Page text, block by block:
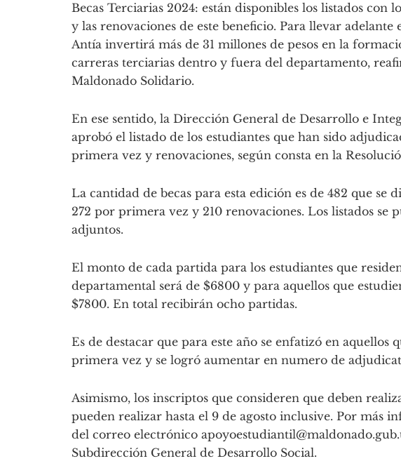
Becas Terciarias 2024: están disponibles los listados
y las renovaciones de este beneficio. Para llevar
Antía invertirá más de 31 millones de pesos en la
carreras terciarias dentro y fuera del departamento,
Maldonado Solidario.
En ese sentido, la Dirección General de Desarrollo e
aprobó el listado de los estudiantes que han sido
primera vez y renovaciones, según consta en la
La cantidad de becas para esta edición es de 482 que se
272 por primera vez y 210 renovaciones. Los listados se
adjuntos.
El monto de cada partida para los estudiantes que
departamental será de $6800 y para aquellos que
$7800. En total recibirán ocho partidas.
Es de destacar que para este año se enfatizó en aquellos
primera vez y se logró aumentar en numero de
Asimismo, los inscriptos que consideren que deben
pueden realizar hasta el 9 de agosto inclusive. Por más
del correo electrónico
Subdirección General de Desarrollo Social.